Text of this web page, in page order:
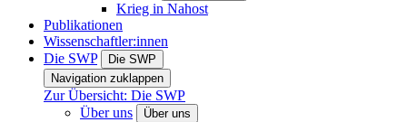
Krieg in Nahost
Publikationen
Wissenschaftler:innen
Die SWP
Die SWP
Navigation zuklappen
Zur Übersicht: Die SWP
Über uns
Über uns